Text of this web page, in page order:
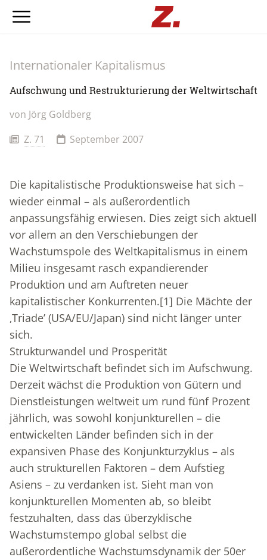
Internationaler Kapitalismus
Aufschwung und Restrukturierung der Weltwirtschaft
von Jörg Goldberg
Z. 71
September 2007
Die kapitalistische Produktionsweise hat sich –
wieder einmal – als außerordentlich
anpassungsfähig erwiesen. Dies zeigt sich aktuell
vor allem an den Verschiebungen der
Wachstumspole des Weltkapitalismus in einem
Milieu insgesamt rasch expandierender
Produktion und am Auftreten neuer
kapitalistischer Konkurrenten.[1] Die Mächte der
‚Triade’ (USA/EU/Japan) sind nicht länger unter
sich.
Strukturwandel und Prosperität
Die Weltwirtschaft befindet sich im Aufschwung.
Derzeit wächst die Produktion von Gütern und
Dienstleistungen weltweit um rund fünf Prozent
jährlich, was sowohl konjunkturellen – die
entwickelten Länder befinden sich in der
expansiven Phase des Konjunkturzyklus – als
auch strukturellen Faktoren – dem Aufstieg
Asiens – zu verdanken ist. Sieht man von
konjunkturellen Momenten ab, so bleibt
festzuhalten, dass das überzyklische
Wachstumstempo global selbst die
außerordentliche Wachstumsdynamik der 50er